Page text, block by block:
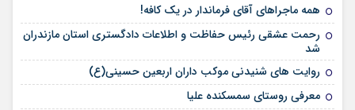
همه ماجراهای آقای فرماندار در یک کافه!
رحمت عشقی رئیس حفاظت و اطلاعات دادگستری استان مازندران
شد
روایت های شنیدنی موکب داران اربعین حسینی(ع)
معرفی روستای سمسکنده علیا